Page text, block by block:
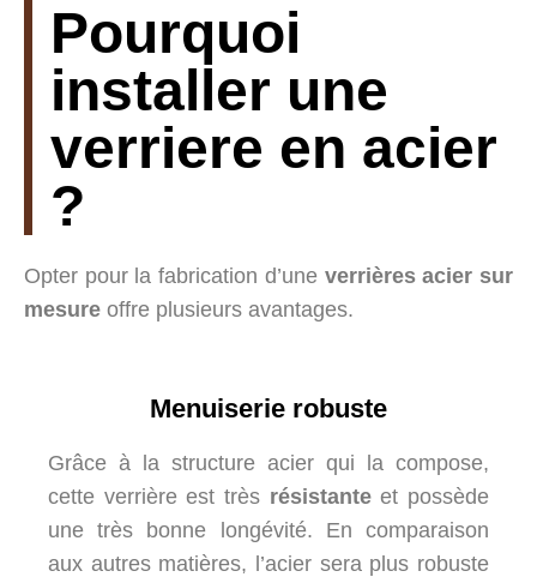
Pourquoi
installer une
verriere en acier
?
Opter pour la fabrication d’une verrières acier sur
mesure offre plusieurs avantages.
Menuiserie robuste
Grâce à la structure acier qui la compose,
cette verrière est très résistanteet possède
une très bonne longévité. En comparaison
aux autres matières, l’acier sera plus robuste